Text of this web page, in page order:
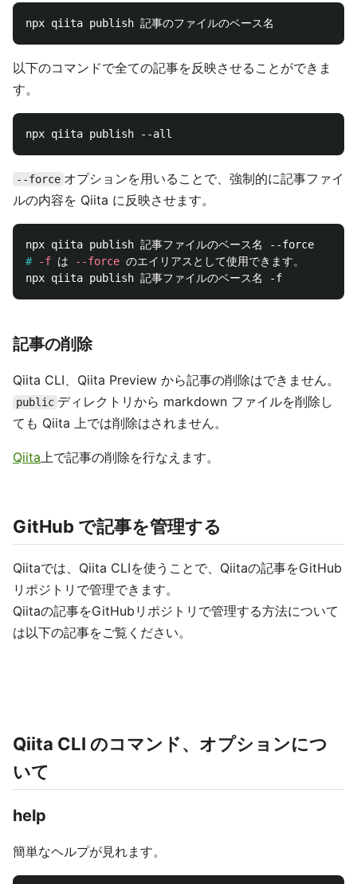
以下のコマンドで全ての記事を反映させることができま
す。
--force オプションを用いることで、強制的に記事ファイ
ルの内容を Qiita に反映させます。
#
-f は --force
記事の削除
Qiita CLI、Qiita Preview から記事の削除はできません。
public ディレクトリから markdown ファイルを削除し
ても Qiita 上では削除はされません。
Qiita上で記事の削除を行なえます。
GitHub で記事を管理する
Qiitaでは、Qiita CLIを使うことで、Qiitaの記事をGitHub
リポジトリで管理できます。
Qiitaの記事をGitHubリポジトリで管理する方法について
は以下の記事をご覧ください。
Qiita CLI のコマンド、オプションにつ
いて
help
簡単なヘルプが見れます。